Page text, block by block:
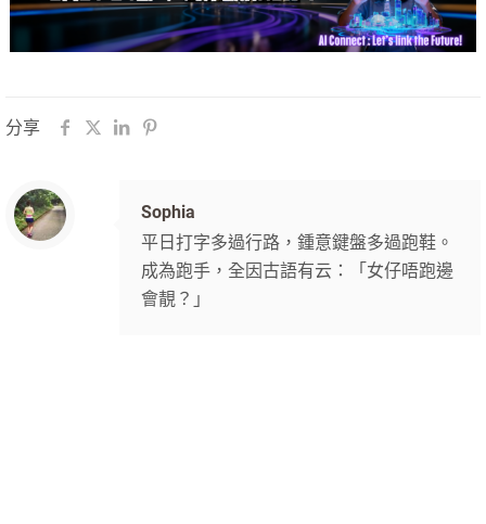
分享
Sophia
平日打字多過行路，鍾意鍵盤多過跑鞋。
成為跑手，全因古語有云：「女仔唔跑邊
會靚？」